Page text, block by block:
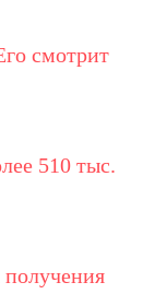
смотрит
510 тыс.